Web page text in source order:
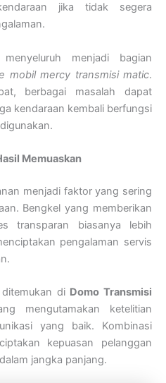
jika tidak segera
menjadi bagian
mobil mercy transmisi matic.
berbagai masalah dapat
kendaraan kembali berfungsi
Memuaskan
menjadi faktor yang sering
Bengkel yang memberikan
transparan biasanya lebih
pengalaman servis
di Domo Transmisi
mengutamakan ketelitian
yang baik. Kombinasi
kepuasan pelanggan
jangka panjang.